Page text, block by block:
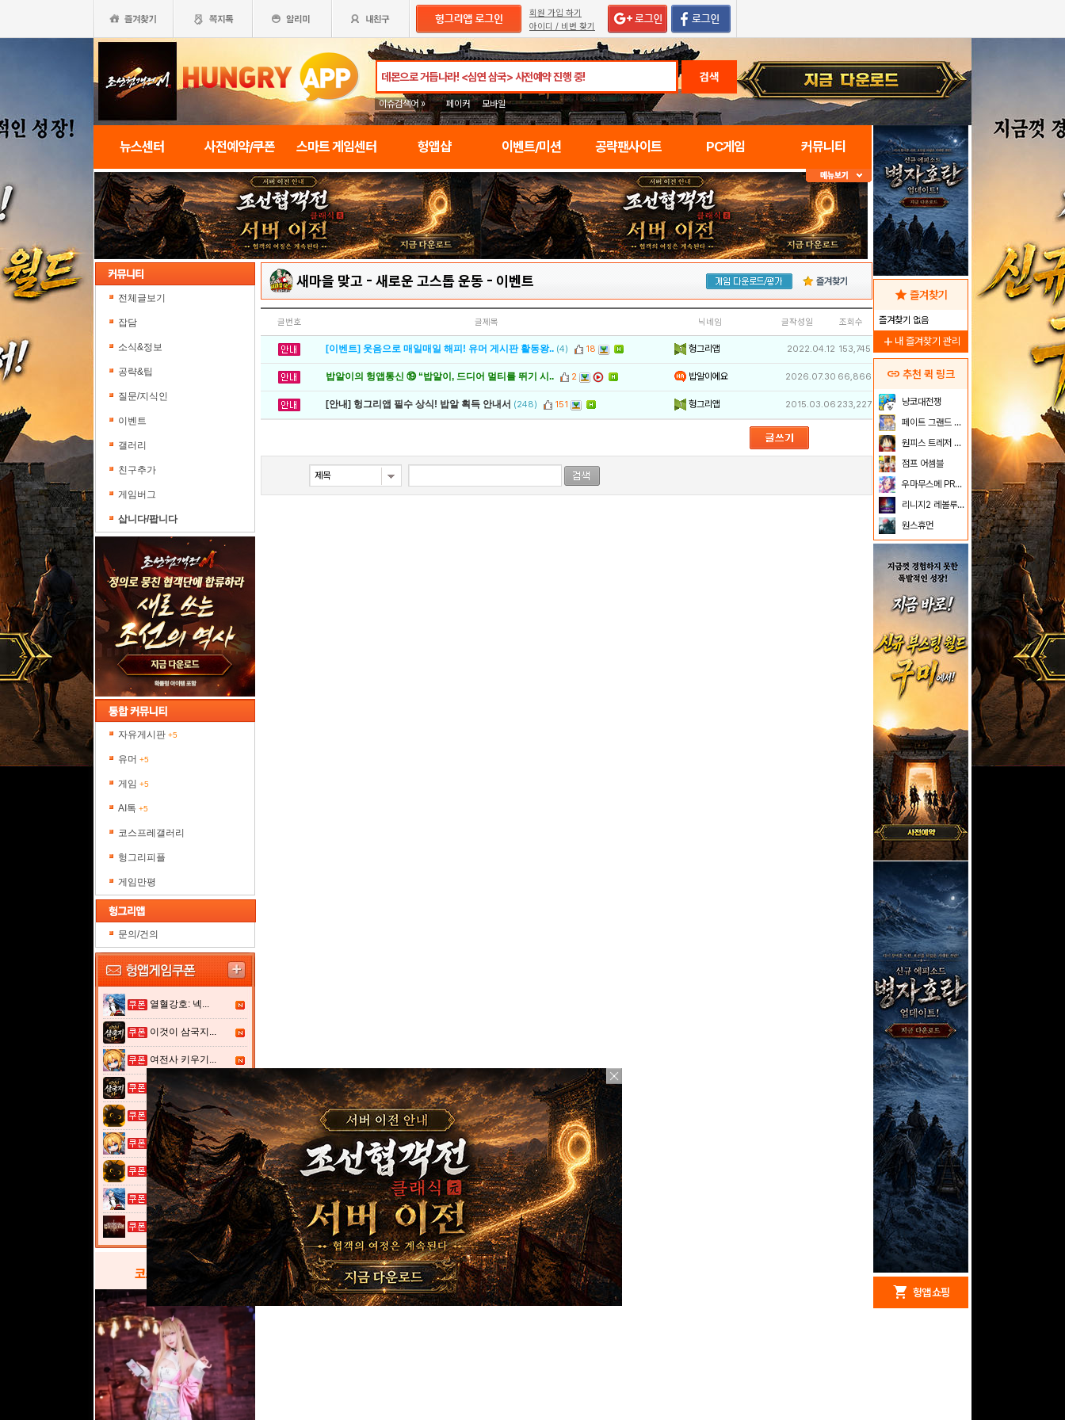
회원 가입 하기
아이디 / 비번 찾기
검색
이슈검색어 » 페이커 모바일
뉴스센터 사전예약/쿠폰 스마트 게임센터 헝앱샵 이벤트/미션 공략팬사이트 PC게임 커뮤니티
전체글보기
잡담
소식&정보
공략&팁
질문/지식인
이벤트
갤러리
친구추가
게임버그
삽니다/팝니다
자유게시판 +5
유머 +5
게임 +5
AI톡 +5
코스프레갤러리
헝그리피플
게임만평
문의/건의
열혈강호: 넥...
이것이 삼국지...
여전사 키우기...
이것이 삼국지...
고양이 낚시터...
여전사 키우기...
고양이 낚시터...
열혈강호: 넥...
그레이 사가
코스프레 갤러리
새마을 맞고 - 새로운 고스톱 운동 - 이벤트 즐겨찾기
글번호 글제목 닉네임 글작성일 조회수
[이벤트] 웃음으로 매일매일 해피! 유머 게시판 활동왕.. (4) 18 헝그리앱 2022.04.12 153,745
밥알이의 헝앱통신 ⑲ “밥알이, 드디어 멀티를 뛰기 시.. 2 밥알이에요 2026.07.30 66,866
[안내] 헝그리앱 필수 상식! 밥알 획득 안내서 (248) 151 헝그리앱 2015.03.06 233,227
star 즐겨찾기
즐겨찾기 없음
add 내 즐겨찾기 관리
link 추천 퀵 링크
냥코대전쟁
페이트 그랜드 오더
원피스 트레저 크루즈
점프 어셈블
우마무스메 PRETTY DERBY
리니지2 레볼루션
원스휴먼
shopping_cart 헝앱 쇼핑